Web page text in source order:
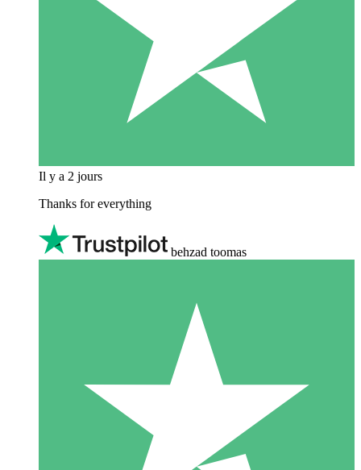
Il y a 2 jours
Thanks for everything
behzad toomas